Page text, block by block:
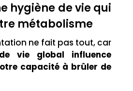
hygiène de vie qui
métabolisme
ne fait pas tout, car
vie global influence
capacité à brûler de